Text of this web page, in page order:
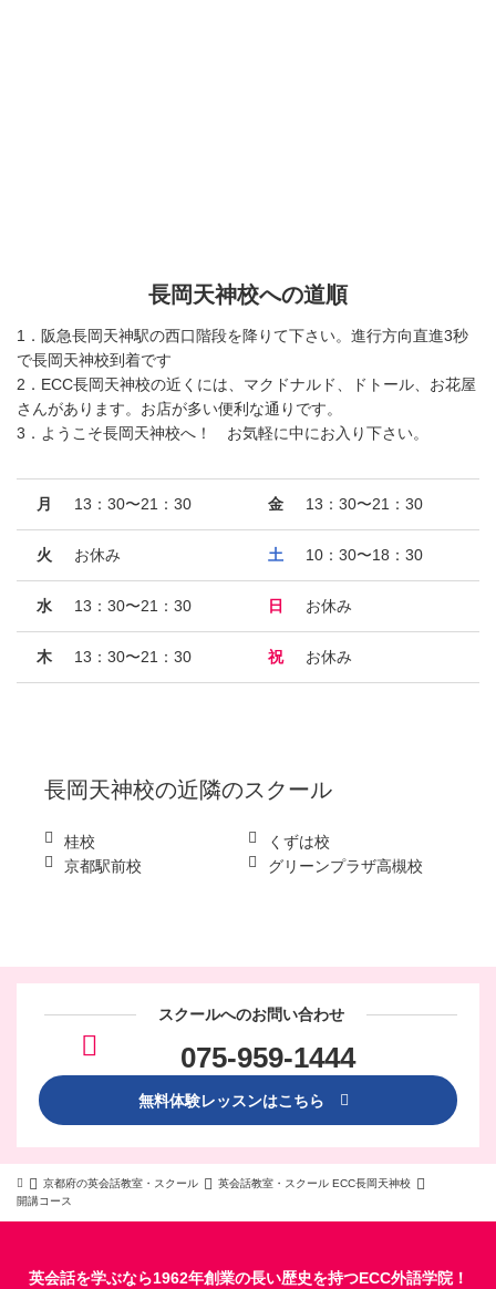
長岡天神校への道順
1．阪急長岡天神駅の西口階段を降りて下さい。進行方向直進3秒
で長岡天神校到着です
2．ECC長岡天神校の近くには、マクドナルド、ドトール、お花屋
さんがあります。お店が多い便利な通りです。
3．ようこそ長岡天神校へ！ お気軽に中にお入り下さい。
月 13：30〜21：30
火 お休み
水 13：30〜21：30
木 13：30〜21：30
金 13：30〜21：30
土 10：30〜18：30
日 お休み
祝 お休み
長岡天神校の近隣のスクール
桂校
くずは校
京都駅前校
グリーンプラザ高槻校
スクールへのお問い合わせ
075-959-1444
無料体験レッスンはこちら
京都府の英会話教室・スクール
英会話教室・スクール ECC長岡天神校
開講コース
英会話を学ぶなら1962年創業の長い歴史を持つECC外語学院！